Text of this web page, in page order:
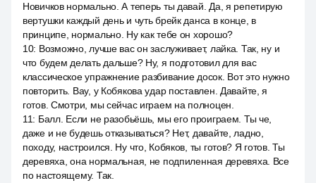
Новичков нормально. А теперь ты давай. Да, я репетирую
вертушки каждый день и чуть брейк данса в конце, в
принципе, нормально. Ну как тебе он хорошо?
10: Возможно, лучше вас он заслуживает, лайка. Так, ну и
что будем делать дальше? Ну, я подготовил для вас
классическое упражнение разбивание досок. Вот это нужно
повторить. Вау, у Кобякова удар поставлен. Давайте, я
готов. Смотри, мы сейчас играем на полноцен.
11: Балл. Если не разобьёшь, мы его проиграем. Ты че,
даже и не будешь отказываться? Нет, давайте, ладно,
походу, настроился. Ну что, Кобяков, ты готов? Я готов. Ты
деревяха, она нормальная, не подпиленная деревяха. Все
по настоящему. Так.